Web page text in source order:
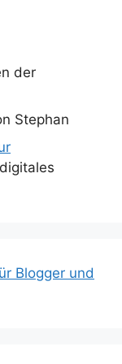
der
Stephan
Blogger und